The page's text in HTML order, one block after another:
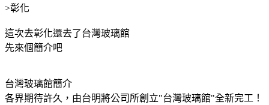
>彰化
這次去彰化還去了台灣玻璃館
先來個簡介吧
台灣玻璃館簡介
各界期待許久，由台明將公司所創立"台灣玻璃館"全新完工！